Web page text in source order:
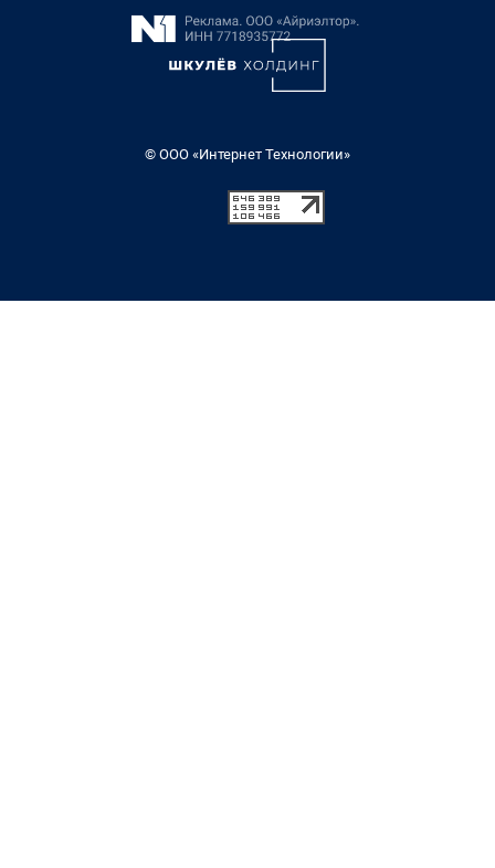
© ООО «Интернет Технологии»